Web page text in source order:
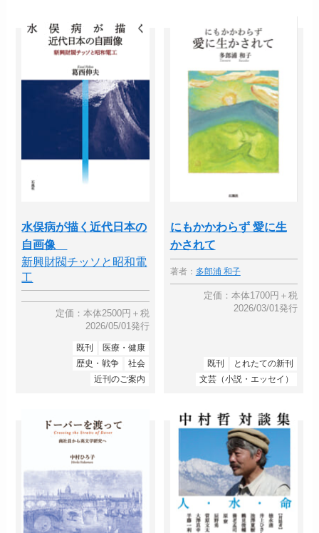
水俣病が描く近代日本の
自画像
新興財閥チッソと昭和電
工
定価：本体2500円＋税
2026/05/01発行
既刊
医療・健康
歴史・戦争
社会
近刊のご案内
にもかかわらず 愛に生
かされて
著者： 多郎浦 和子
定価：本体1700円＋税
2026/03/01発行
既刊
とれたての新刊
文芸（小説・エッセイ）